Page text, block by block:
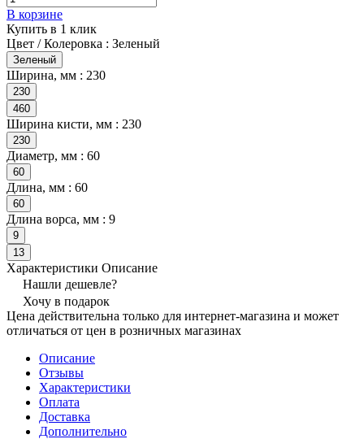
В корзине
Купить в 1 клик
Цвет / Колеровка : Зеленый
Зеленый
Ширина, мм : 230
230
460
Ширина кисти, мм : 230
230
Диаметр, мм : 60
60
Длина, мм : 60
60
Длина ворса, мм : 9
9
13
Характеристики Описание
Нашли дешевле?
Хочу в подарок
Цена действительна только для интернет-магазина и может
отличаться от цен в розничных магазинах
Описание
Отзывы
Характеристики
Оплата
Доставка
Дополнительно